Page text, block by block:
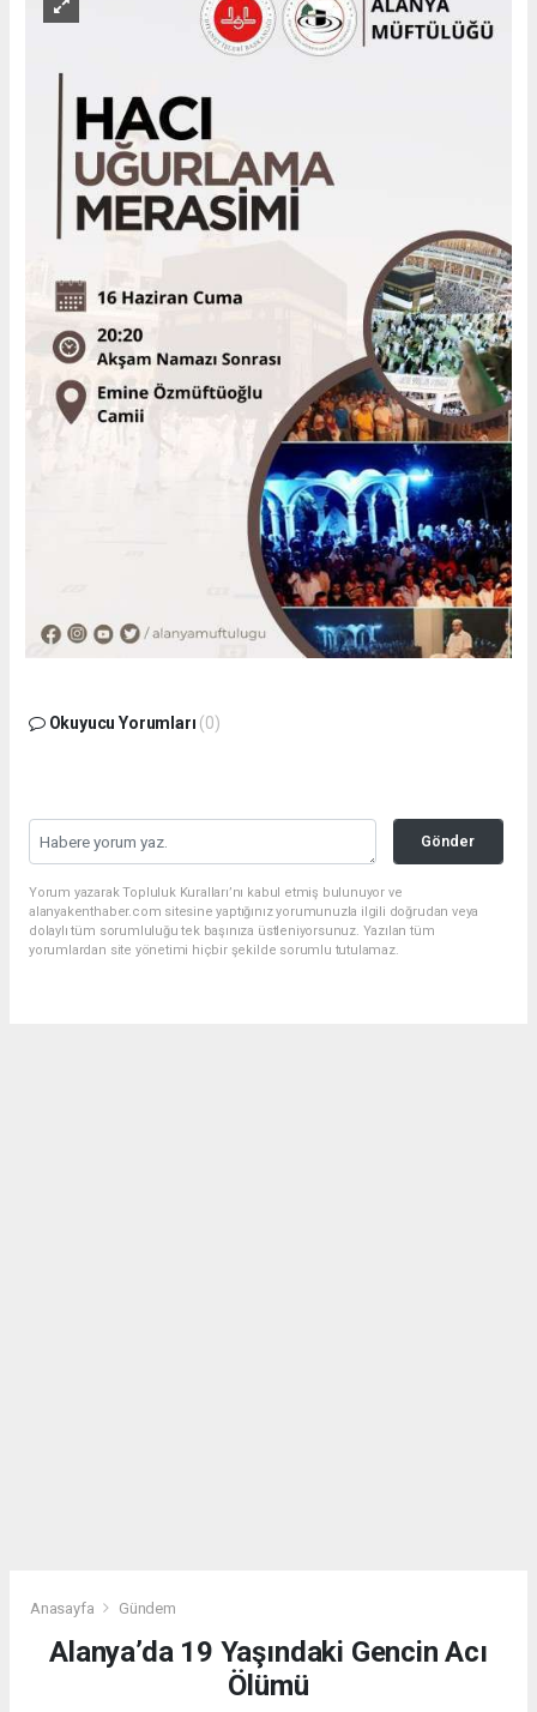
Okuyucu Yorumları (0)
Gönder
Yorum yazarak Topluluk Kuralları’nı kabul etmiş bulunuyor ve
alanyakenthaber.com sitesine yaptığınız yorumunuzla ilgili doğrudan veya
dolaylı tüm sorumluluğu tek başınıza üstleniyorsunuz. Yazılan tüm
yorumlardan site yönetimi hiçbir şekilde sorumlu tutulamaz.
Anasayfa Gündem
Alanya’da 19 Yaşındaki Gencin Acı
Ölümü